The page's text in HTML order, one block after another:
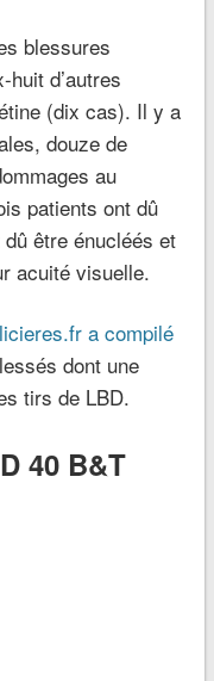
blessures
d’autres
(dix cas). Il y a
douze de
au
patients ont dû
être énucléés et
acuité visuelle.
a compilé
dont une
tirs de LBD.
40 B&T